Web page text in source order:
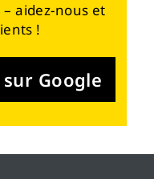
aidez-nous et
!
Google